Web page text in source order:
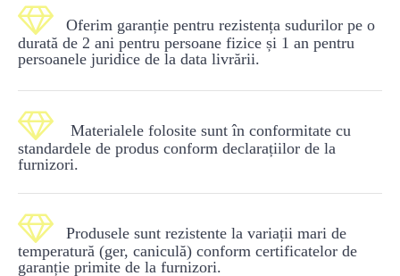

Oferim garanție pentru rezistența sudurilor pe o
durată de 2 ani pentru persoane fizice și 1 an pentru
persoanele juridice de la data livrării.

Materialele folosite sunt în conformitate cu
standardele de produs conform declarațiilor de la
furnizori.

Produsele sunt rezistente la variații mari de
temperatură (ger, caniculă) conform certificatelor de
garanție primite de la furnizori.